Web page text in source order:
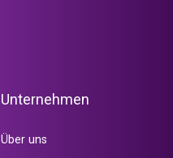
Unternehmen
Über uns